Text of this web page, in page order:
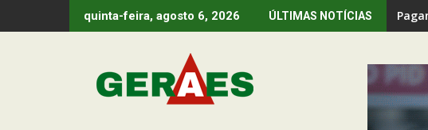
to
quinta-feira, agosto 6, 2026 ÚLTIMAS NOTÍCIAS